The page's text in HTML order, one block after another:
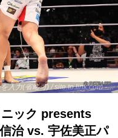
via text - ここをクリックして引用元(テキスト)を入力(省略可) / site.to.link.com - ここをクリックして引用元を入力(省略可)
ニック presents
治 vs. 宇佐美正パ